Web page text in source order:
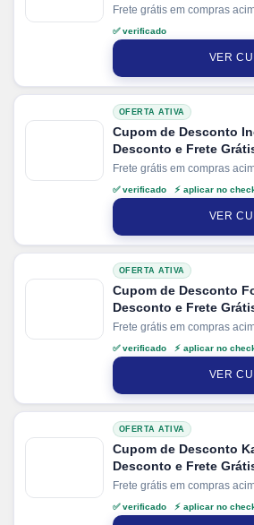
Frete grátis em compras
suas compras em até 10x
✅ verificado
VER
OFERTA ATIVA
Cupom de Desconto
Desconto e Frete
Frete grátis em compras
✅ verificado ⚡ aplicar no
VER
OFERTA ATIVA
Cupom de Desconto
Desconto e Frete
Frete grátis em compras
suas compras em até 8x
+ 5% de desconto em
✅ verificado ⚡ aplicar no
VER
OFERTA ATIVA
Cupom de Desconto
Desconto e Frete
Frete grátis em compras
SP. Parcele suas compras
cartão. Ganhe + 12% de
✅ verificado ⚡ aplicar no